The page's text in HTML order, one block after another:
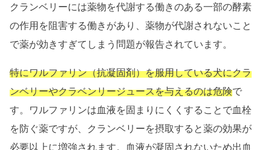
クランベリーには薬物を代謝する働きのある一部の酵素
の作用を阻害する働きがあり、薬物が代謝されないこと
で薬が効きすぎてしまう問題が報告されています。
特にワルファリン（抗凝固剤）を服用している犬にクラ
ンベリーやクラベンリージュースを与えるのは危険で
す。ワルファリンは血液を固まりにくくすることで血栓
を防ぐ薬ですが、クランベリーを摂取すると薬の効果が
必要以上に増強されます。血液が凝固されないため出血